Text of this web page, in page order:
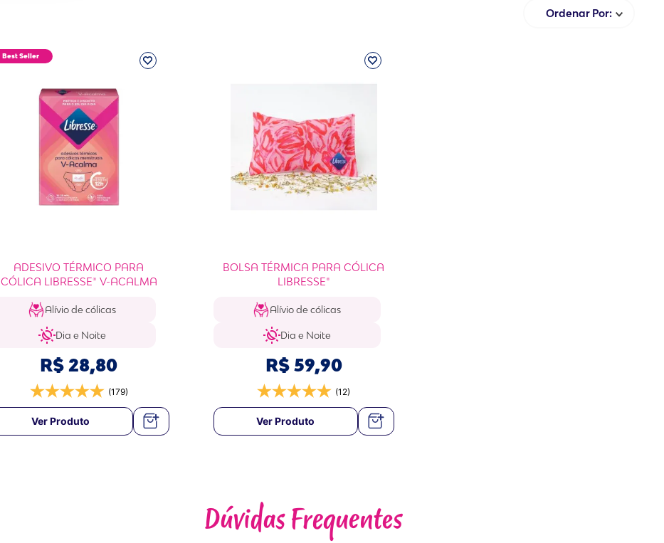
Ordenar Por
Best Seller
ADESIVO TÉRMICO PARA
CÓLICA LIBRESSE® V-ACALMA
Alívio de cólicas
Dia e Noite
R$ 28,80
(179)
Ver Produto
BOLSA TÉRMICA PARA CÓLICA
LIBRESSE®
Alívio de cólicas
Dia e Noite
R$ 59,90
(12)
Ver Produto
Dúvidas Frequentes